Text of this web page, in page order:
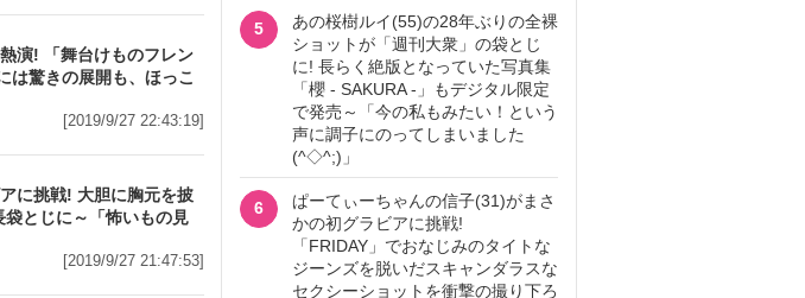
演! 「舞台けものフレン
は驚きの展開も、ほっこ
[2019/9/27 22:43:19]
に挑戦! 大胆に胸元を披
とじに～「怖いもの見
[2019/9/27 21:47:53]
5
あの桜樹ルイ(55)の28年ぶりの全裸
ショットが「週刊大衆」の袋とじ
に! 長らく絶版となっていた写真集
「櫻 - SAKURA -」もデジタル限定
で発売～「今の私もみたい！という
声に調子にのってしまいました
(^◇^;)」
6
ぱーてぃーちゃんの信子(31)がまさ
かの初グラビアに挑戦!
「FRIDAY」でおなじみのタイトな
ジーンズを脱いだスキャンダラスな
セクシーショットを衝撃の撮り下ろ